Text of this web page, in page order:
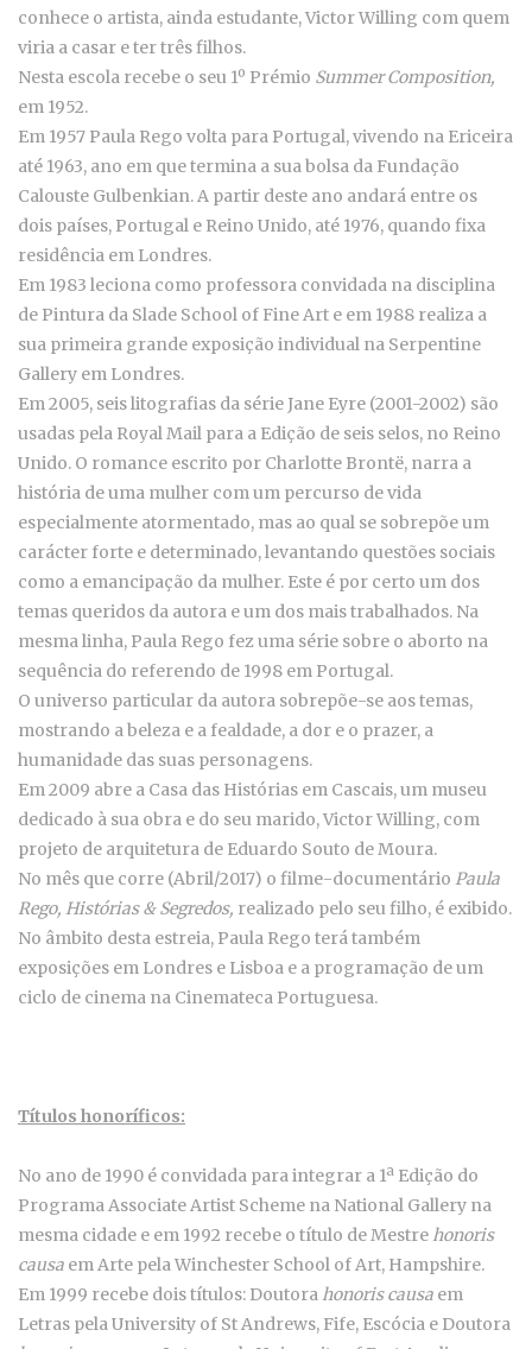
conhece o artista, ainda estudante, Victor Willing com quem
viria a casar e ter três filhos.
Nesta escola recebe o seu 1º Prémio Summer Composition,
em 1952.
Em 1957 Paula Rego volta para Portugal, vivendo na Ericeira
até 1963, ano em que termina a sua bolsa da Fundação
Calouste Gulbenkian. A partir deste ano andará entre os
dois países, Portugal e Reino Unido, até 1976, quando fixa
residência em Londres.
Em 1983 leciona como professora convidada na disciplina
de Pintura da Slade School of Fine Art e em 1988 realiza a
sua primeira grande exposição individual na Serpentine
Gallery em Londres.
Em 2005, seis litografias da série Jane Eyre (2001-2002) são
usadas pela Royal Mail para a Edição de seis selos, no Reino
Unido. O romance escrito por Charlotte Brontë, narra a
história de uma mulher com um percurso de vida
especialmente atormentado, mas ao qual se sobrepõe um
carácter forte e determinado, levantando questões sociais
como a emancipação da mulher. Este é por certo um dos
temas queridos da autora e um dos mais trabalhados. Na
mesma linha, Paula Rego fez uma série sobre o aborto na
sequência do referendo de 1998 em Portugal.
O universo particular da autora sobrepõe-se aos temas,
mostrando a beleza e a fealdade, a dor e o prazer, a
humanidade das suas personagens.
Em 2009 abre a Casa das Histórias em Cascais, um museu
dedicado à sua obra e do seu marido, Victor Willing, com
projeto de arquitetura de Eduardo Souto de Moura.
No mês que corre (Abril/2017) o filme-documentário Paula
Rego, Histórias & Segredos, realizado pelo seu filho, é exibido.
No âmbito desta estreia, Paula Rego terá também
exposições em Londres e Lisboa e a programação de um
ciclo de cinema na Cinemateca Portuguesa.
Títulos honoríficos:
No ano de 1990 é convidada para integrar a 1ª Edição do
Programa Associate Artist Scheme na National Gallery na
mesma cidade e em 1992 recebe o título de Mestre honoris
causa em Arte pela Winchester School of Art, Hampshire.
Em 1999 recebe dois títulos: Doutora honoris causa em
Letras pela University of St Andrews, Fife, Escócia e Doutora